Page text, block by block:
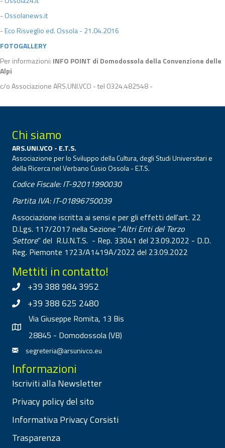
- Ossolanews.it
-Eco Risveglio ed. Ossola - 21.04.2016
FOTOGALLERY
Per informazioni: INFO POINT di Domodossola della Convenzione delle
Alpi
c/o Associazione ARS.UNI.VCO - tel 0324.482548 -
Chi siamo
ARS.UNI.VCO - E.T.S.
Associazione per lo Sviluppo della Cultura, degli Studi Universitari e
della Ricerca nel Verbano Cusio Ossola - E.T.S.
Codice Fiscale: IT-92011990030
Partita IVA: IT-01896750039
Associazione iscritta ai sensi e per gli effetti dell'art. 22
D.Lgs. 117/2017 nella Sezione "Altri Enti del Terzo
Settore" del R.U.N.T.S. - Rep. 33041 del 23.09.2022 - D.D.
Reg. Piemonte 1723/A1419A/2022 del 23.09.2022
Mettiti in contatto!
+39 388 984 3952
+39 388 625 2480
Via Giuseppe Romita, 13 Bis
28845 - Domodossola (VB)
segreteria@arsunivco.eu
Informazioni
Iscriviti alla Newsletter
Privacy policy del sito
Informativa Privacy Corsisti
Trasparenza